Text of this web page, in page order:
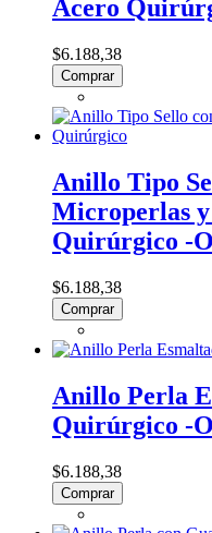
Acero
$6.188,38
Comprar
Anillo Tipo
Microperlas y
Quirúrgico -
$6.188,38
Comprar
Anillo Perla
Quirúrgico -
$6.188,38
Comprar